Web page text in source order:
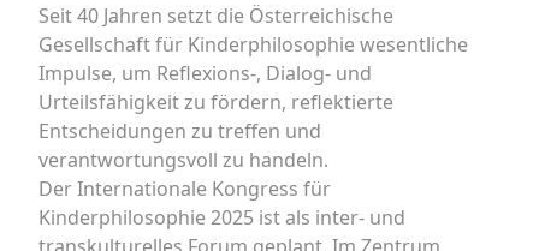
Seit 40 Jahren setzt die Österreichische
Gesellschaft für Kinderphilosophie wesentliche
Impulse, um Reflexions-, Dialog- und
Urteilsfähigkeit zu fördern, reflektierte
Entscheidungen zu treffen und
verantwortungsvoll zu handeln.
Der Internationale Kongress für
Kinderphilosophie 2025 ist als inter- und